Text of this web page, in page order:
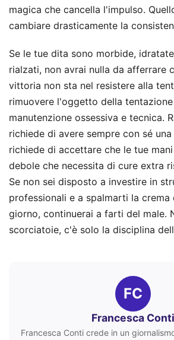
magica che cancella l'impulso.
cambiare drasticamente la
Se le tue dita sono morbide,
rialzati, non avrai nulla da afferrare
vittoria non sta nel resistere alla
rimuovere l'oggetto della
manutenzione ossessiva e tecnica.
richiede di avere sempre con sé
richiede di accettare che le tue
debole che necessita di cure extra
Se non sei disposto a investire in
professionali e a spalmarti la crema
giorno, continuerai a farti del male.
scorciatoie, c'è solo la disciplina
FC
Francesca Conti
Francesca Conti crede in un